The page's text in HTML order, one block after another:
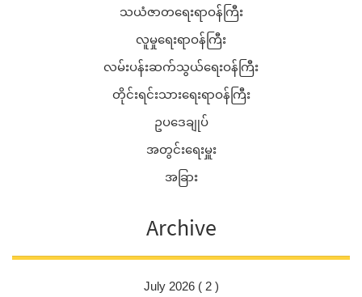
သယံဇာတရေးရာဝန်ကြီး
လူမှုရေးရာဝန်ကြီး
လမ်းပန်းဆက်သွယ်ရေးဝန်ကြီး
တိုင်းရင်းသားရေးရာဝန်ကြီး
ဥပဒေချုပ်
အတွင်းရေးမှူး
အခြား
Archive
July 2026 ( 2 )